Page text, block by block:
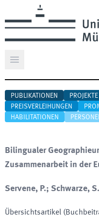
Hauptmenü öffnen
PUBLIKATIONEN PROJEKTE
PREISVERLEIHUNGEN
HABILITATIONEN
Bilingualer
Zusammenarbeit in der
Servene, P.; Schwarze, S.
Übersichtsartikel